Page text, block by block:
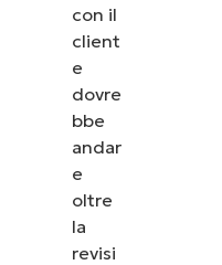
con il
client
e
dovre
bbe
andar
e
oltre
la
revisi